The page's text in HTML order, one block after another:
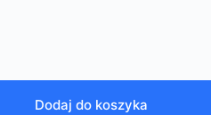
Dodaj do koszyka